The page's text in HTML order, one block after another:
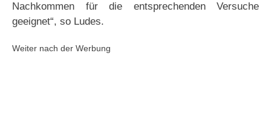
Nachkommen für die entsprechenden Versuche
geeignet“, so Ludes.
Weiter nach der Werbung